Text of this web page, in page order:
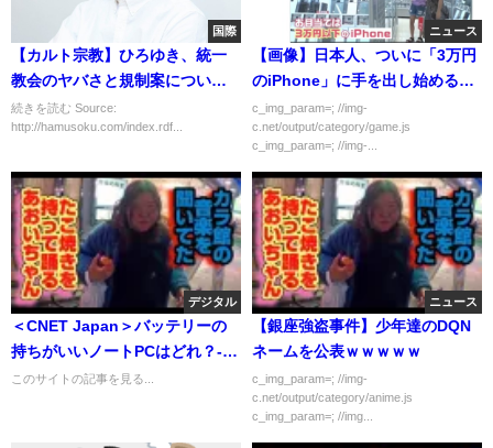
国際
【カルト宗教】ひろゆき、統一
教会のヤバさと規制案について
ツイート「統一教会教祖『従軍
慰安婦事件があったので日本人
感謝しなければならない」
続きを読む Source:
http://hamusoku.com/index.rdf...
ニュース
【画像】日本人、ついに「3万円
のiPhone」に手を出し始める…
c_img_param=; //img-
c.net/output/category/game.js
c_img_param=; //img-...
デジタル
＜CNET Japan＞バッテリーの
持ちがいいノートPCはどれ？--
米CNET独自調査
このサイトの記事を見る...
ニュース
【銀座強盗事件】少年達のDQN
ネームを公表ｗｗｗｗｗ
c_img_param=; //img-
c.net/output/category/anime.js
c_img_param=; //img...